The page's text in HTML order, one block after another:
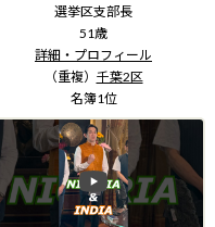
選挙区支部長
51歳
詳細・プロフィール
（重複） 千葉2区
名簿1位